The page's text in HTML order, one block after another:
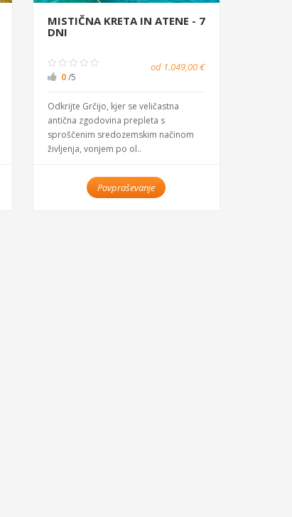
MISTIČNA KRETA IN ATENE - 7
DNI
0 /5
od 1.049,00 €
Odkrijte Grčijo, kjer se veličastna
antična zgodovina prepleta s
sproščenim sredozemskim načinom
življenja, vonjem po ol..
Povpraševanje